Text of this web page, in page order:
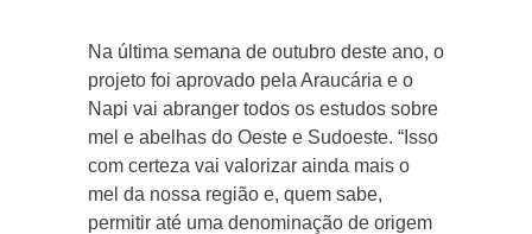
Na última semana de outubro deste ano, o
projeto foi aprovado pela Araucária e o
Napi vai abranger todos os estudos sobre
mel e abelhas do Oeste e Sudoeste. “Isso
com certeza vai valorizar ainda mais o
mel da nossa região e, quem sabe,
permitir até uma denominação de origem